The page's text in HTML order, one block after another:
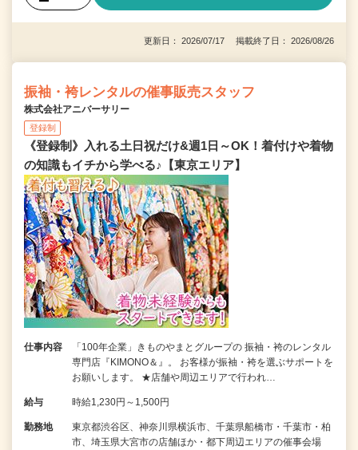
更新日： 2026/07/17 掲載終了日： 2026/08/26
振袖・袴レンタルの催事販売スタッフ
株式会社アニバーサリー
登録制
《登録制》入れる土日祝だけ&週1日～OK！着付けや着物
の知識もイチから学べる♪【東京エリア】
仕事内容
「100年企業」きものやまとグループの 振袖・袴のレンタル
専門店『KIMONO＆』。 お客様が振袖・袴を選ぶサポートを
お願いします。 ★店舗や周辺エリアで行われ…
給与 時給1,230円～1,500円
勤務地
東京都渋谷区、神奈川県横浜市、千葉県船橋市・千葉市・柏
市、埼玉県大宮市の店舗ほか・都下周辺エリアの催事会場